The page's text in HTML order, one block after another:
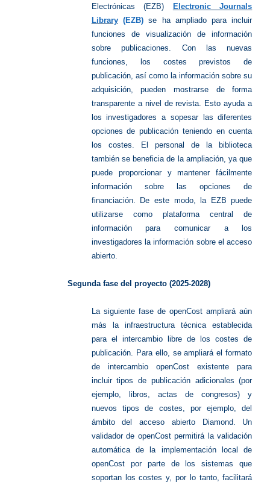
Electrónicas (EZB)
Electronic Journals
Library(EZB) se ha ampliado para incluir
funciones de visualización de información
sobre publicaciones. Con las nuevas
funciones, los costes previstos de
publicación, así como la información sobre su
adquisición, pueden mostrarse de forma
transparente a nivel de revista. Esto ayuda a
los investigadores a sopesar las diferentes
opciones de publicación teniendo en cuenta
los costes. El personal de la biblioteca
también se beneficia de la ampliación, ya que
puede proporcionar y mantener fácilmente
información sobre las opciones de
financiación. De este modo, la EZB puede
utilizarse como plataforma central de
información para comunicar a los
investigadores la información sobre el acceso
abierto.
Segunda fase del proyecto (2025-2028)
La siguiente fase de openCost ampliará aún
más la infraestructura técnica establecida
para el intercambio libre de los costes de
publicación. Para ello, se ampliará el formato
de intercambio openCost existente para
incluir tipos de publicación adicionales (por
ejemplo, libros, actas de congresos) y
nuevos tipos de costes, por ejemplo, del
ámbito del acceso abierto Diamond. Un
validador de openCost permitirá la validación
automática de la implementación local de
openCost por parte de los sistemas que
soportan los costes y, por lo tanto, facilitará